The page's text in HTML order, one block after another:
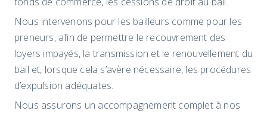
Nous intervenons pour les bailleurs comme pour les
preneurs, afin de permettre le recouvrement des
loyers impayés, la transmission et le renouvellement du
bail et, lorsque cela s’avère nécessaire, les procédures
d’expulsion adéquates.
Nous assurons un accompagnement complet à nos